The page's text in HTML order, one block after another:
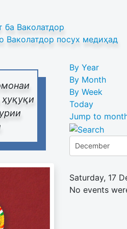
ба Ваколатдор
Ваколатдор посух медиҳад
By Year
By Month
By Week
Today
Jump to
Saturday, 17
No events